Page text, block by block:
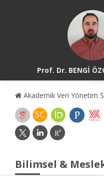
Prof. Dr. BENGİ
Akademik Veri Yönetim
Bilimsel &